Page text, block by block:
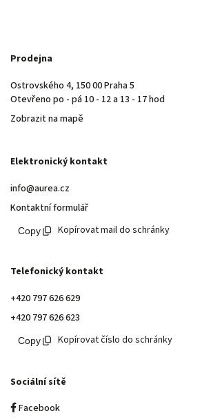
Prodejna
Ostrovského 4, 150 00 Praha 5
Otevřeno po - pá 10 - 12 a 13 - 17 hod
Zobrazit na mapě
Elektronický kontakt
info@aurea.cz
Kontaktní formulář
Kopírovat mail do schránky
Telefonický kontakt
+420 797 626 629
+420 797 626 623
Kopírovat číslo do schránky
Sociální sítě
Facebook